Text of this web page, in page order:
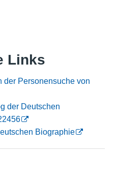
Links
der Personensuche von
der Deutschen
Biographie